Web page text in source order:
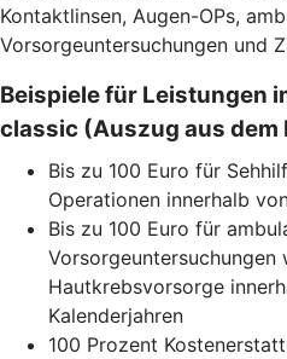
Kontaktlinsen, Augen-OPs,
Vorsorgeuntersuchungen und
Beispiele für Leistungen
classic (Auszug aus
Bis zu 100 Euro für
Operationen innerhalb
Bis zu 100 Euro für
Vorsorgeuntersuchungen
Hautkrebsvorsorge
Kalenderjahren
100 Prozent